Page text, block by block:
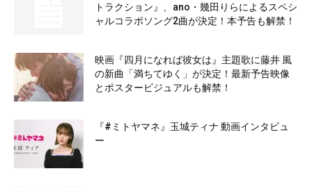
トラクション』、ano・幾田りらによるスペシ
ャルコラボソング2曲が決定！本予告も解禁！
映画『四月になれば彼女は』主題歌に藤井 風
の新曲「満ちてゆく」が決定！最新予告映像
とポスタービジュアルも解禁！
『#ミトヤマネ』玉城ティナ 動画インタビュ
ー